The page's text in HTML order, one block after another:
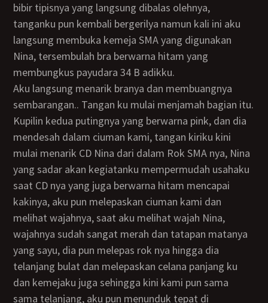
bibir tipisnya yang langsung dibalas olehnya,
tanganku pun kembali bergerilya namun kali ini aku
langsung membuka kemeja SMA yang digunakan
Nina, tersembulah bra berwarna hitam yang
membungkus payudara 34 B adikku.
Aku langsung menarik branya dan membuangnya
sembarangan.. Tangan ku mulai menjamah bagian itu.
Kupilin kedua putingnya yang berwarna pink, dan dia
mendesah dalam ciuman kami, tangan kiriku kini
mulai menarik CD Nina dari dalam Rok SMA nya, Nina
yang sadar akan kegiatanku mempermudah usahaku
saat CD nya yang juga berwarna hitam mencapai
kakinya, aku pun melepaskan ciuman kami dan
melihat wajahnya, saat aku melihat wajah Nina,
wajahnya sudah sangat merah dan tatapan matanya
yang sayu, dia pun melepas rok nya hingga dia
telanjang bulat dan melepaskan celana panjang ku
dan kemejaku juga sehingga kini kami pun sama
sama telanjang, aku pun menunduk tepat di